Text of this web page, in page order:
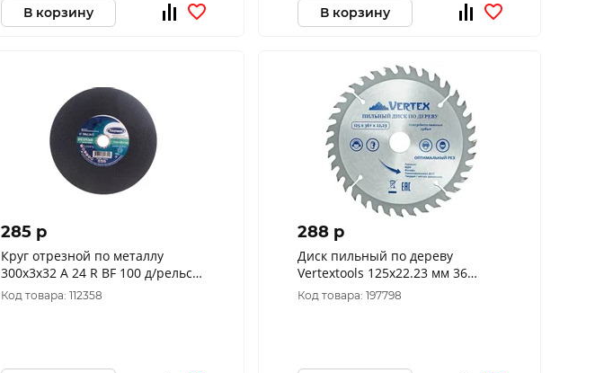
В корзину В корзину
285 p
Круг отрезной по металлу
300х3х32 A 24 R BF 100 д/рельс
ручн. L TSUNAMI
Код товара: 112358
288 p
Диск пильный по дереву
Vertextools 125х22.23 мм 36
зубов
Код товара: 197798